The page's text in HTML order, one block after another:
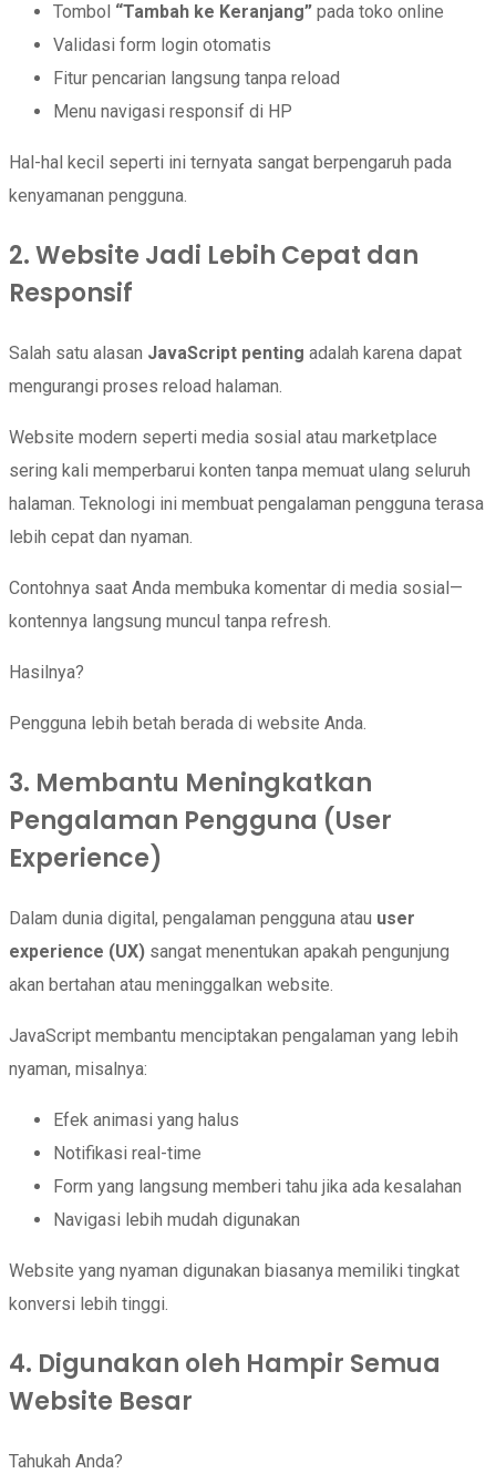
Tombol “Tambah ke Keranjang” pada toko online
Validasi form login otomatis
Fitur pencarian langsung tanpa reload
Menu navigasi responsif di HP
Hal-hal kecil seperti ini ternyata sangat berpengaruh pada
kenyamanan pengguna.
2. Website Jadi Lebih Cepat dan
Responsif
Salah satu alasan JavaScript penting adalah karena dapat
mengurangi proses reload halaman.
Website modern seperti media sosial atau marketplace
sering kali memperbarui konten tanpa memuat ulang seluruh
halaman. Teknologi ini membuat pengalaman pengguna terasa
lebih cepat dan nyaman.
Contohnya saat Anda membuka komentar di media sosial—
kontennya langsung muncul tanpa refresh.
Hasilnya?
Pengguna lebih betah berada di website Anda.
3. Membantu Meningkatkan
Pengalaman Pengguna (User
Experience)
Dalam dunia digital, pengalaman pengguna atau user
experience (UX) sangat menentukan apakah pengunjung
akan bertahan atau meninggalkan website.
JavaScript membantu menciptakan pengalaman yang lebih
nyaman, misalnya:
Efek animasi yang halus
Notifikasi real-time
Form yang langsung memberi tahu jika ada kesalahan
Navigasi lebih mudah digunakan
Website yang nyaman digunakan biasanya memiliki tingkat
konversi lebih tinggi.
4. Digunakan oleh Hampir Semua
Website Besar
Tahukah Anda?